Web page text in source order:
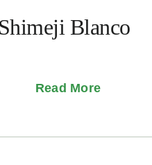
Blanco
Read More